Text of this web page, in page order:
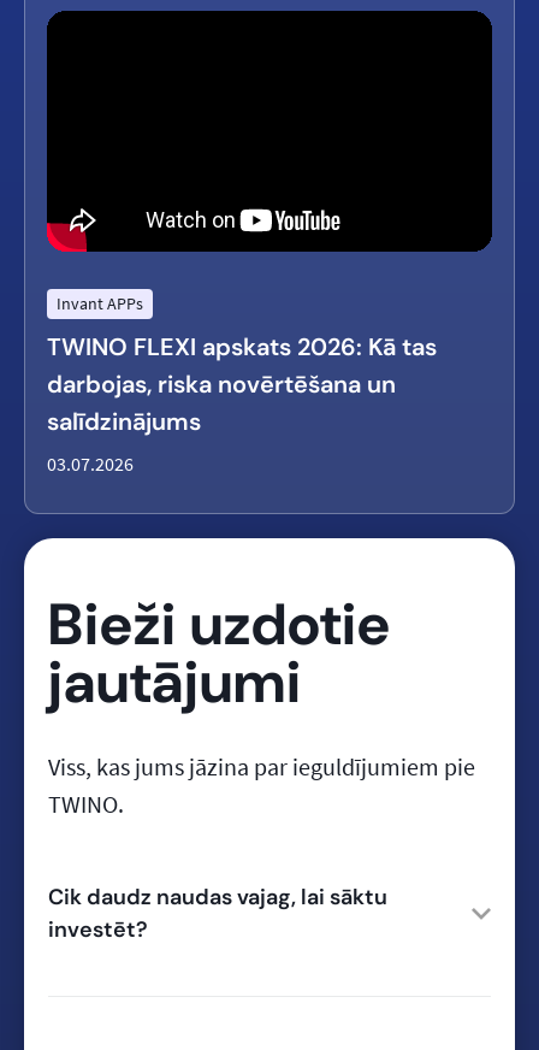
Invant APPs
TWINO FLEXI apskats 2026: Kā tas
darbojas, riska novērtēšana un
salīdzinājums
03.07.2026
Bieži uzdotie
jautājumi
Viss, kas jums jāzina par ieguldījumiem pie
TWINO.
Cik daudz naudas vajag, lai sāktu
investēt?